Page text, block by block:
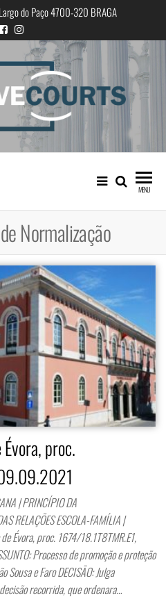
do Paço 4700-320 BRAGA
Igualdade e diferença cultural na
prática judicial portuguesa
MENU
Normalização
proc.
| PRINCÍPIO DA
RELAÇÕES ESCOLA-FAMÍLIA |
Évora, proc. 1674/18.1T8TMR.E1,
Processo de promoção e proteção
Sousa e Faro DECISÃO: Julga
recorrida, que ordenara…